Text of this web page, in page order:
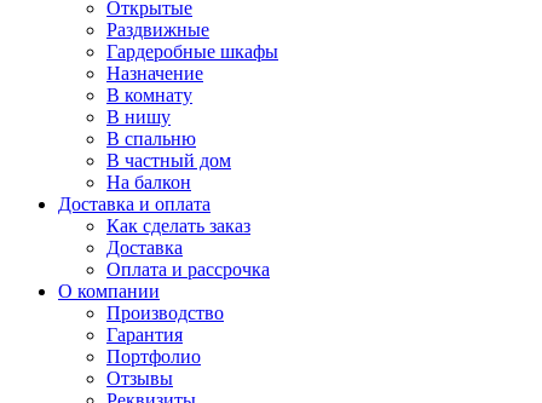
Открытые
Раздвижные
Гардеробные шкафы
Назначение
В комнату
В нишу
В спальню
В частный дом
На балкон
Доставка и оплата
Как сделать заказ
Доставка
Оплата и рассрочка
О компании
Производство
Гарантия
Портфолио
Отзывы